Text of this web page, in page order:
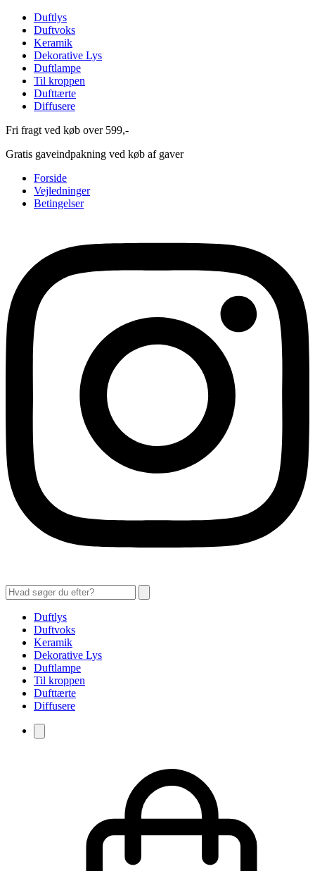
Duftlys
Duftvoks
Keramik
Dekorative Lys
Duftlampe
Til kroppen
Dufttærte
Diffusere
Fri fragt ved køb over 599,-
Gratis gaveindpakning ved køb af gaver
Forside
Vejledninger
Betingelser
Duftlys
Duftvoks
Keramik
Dekorative Lys
Duftlampe
Til kroppen
Dufttærte
Diffusere